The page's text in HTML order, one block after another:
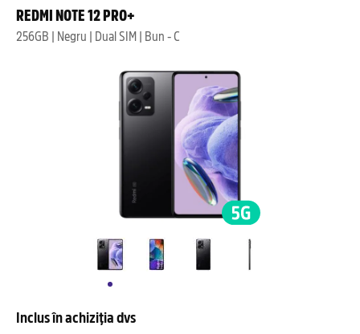
REDMI NOTE 12 PRO+
256GB | Negru | Dual SIM | Bun - C
Inclus în achiziția dvs